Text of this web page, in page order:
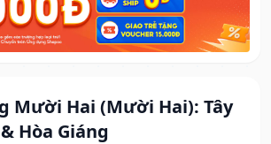
Mười Hai (Mười Hai): Tây
Hòa Giáng